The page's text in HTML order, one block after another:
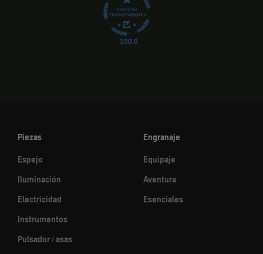
100.0
Piezas
Espejo
Iluminación
Electricidad
Instrumentos
Pulsador / asas
Engranaje
Equipaje
Aventura
Esenciales